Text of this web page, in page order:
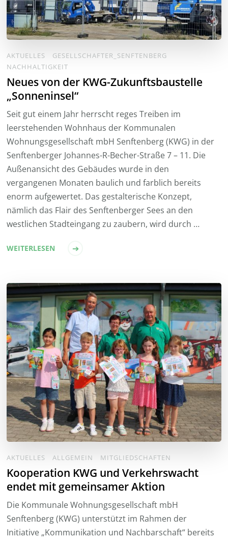
AKTUELLES
GESELLSCHAFTER_SENFTENBERG
NACHHALTIGKEIT
Neues von der KWG-Zukunftsbaustelle
„Sonneninsel“
Seit gut einem Jahr herrscht reges Treiben im
leerstehenden Wohnhaus der Kommunalen
Wohnungsgesellschaft mbH Senftenberg (KWG) in der
Senftenberger Johannes-R-Becher-Straße 7 – 11. Die
Außenansicht des Gebäudes wurde in den
vergangenen Monaten baulich und farblich bereits
enorm aufgewertet. Das gestalterische Konzept,
nämlich das Flair des Senftenberger Sees an den
westlichen Stadteingang zu zaubern, wird durch …
WEITERLESEN
AKTUELLES ALLGEMEIN MITGLIEDSCHAFTEN
Kooperation KWG und Verkehrswacht
endet mit gemeinsamer Aktion
Die Kommunale Wohnungsgesellschaft mbH
Senftenberg (KWG) unterstützt im Rahmen der
Initiative „Kommunikation und Nachbarschaft“ bereits